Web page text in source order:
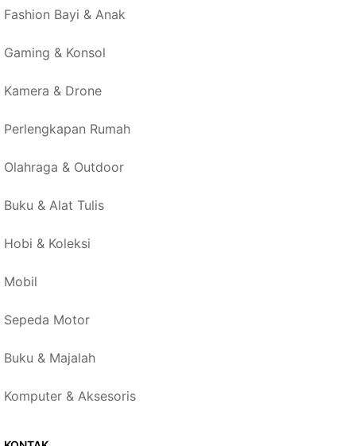
Fashion Bayi & Anak
Gaming & Konsol
Kamera & Drone
Perlengkapan Rumah
Olahraga & Outdoor
Buku & Alat Tulis
Hobi & Koleksi
Mobil
Sepeda Motor
Buku & Majalah
Komputer & Aksesoris